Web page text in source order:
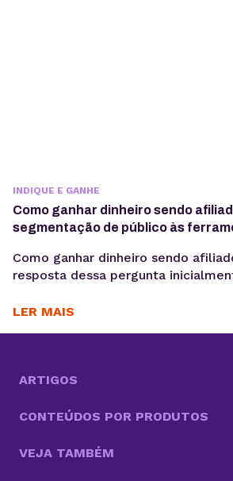
INDIQUE E GANHE
Como ganhar dinheiro sendo
segmentação de público às
Como ganhar dinheiro sendo
resposta dessa pergunta
seu cadastro e divulgar seu link.
LER MAIS
ARTIGOS
CONTEÚDOS POR PRODUTOS
VEJA TAMBÉM